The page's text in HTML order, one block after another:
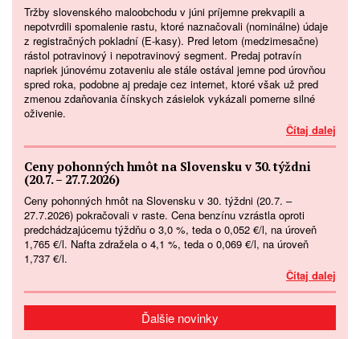
Tržby slovenského maloobchodu v júni príjemne prekvapili a
nepotvrdili spomalenie rastu, ktoré naznačovali (nominálne) údaje
z registračných pokladní (E-kasy). Pred letom (medzimesačne)
rástol potravinový i nepotravinový segment. Predaj potravín
napriek júnovému zotaveniu ale stále ostával jemne pod úrovňou
spred roka, podobne aj predaje cez internet, ktoré však už pred
zmenou zdaňovania čínskych zásielok vykázali pomerne silné
oživenie.
Čítaj dalej
Ceny pohonných hmôt na Slovensku v 30. týždni
(20.7. – 27.7.2026)
Ceny pohonných hmôt na Slovensku v 30. týždni (20.7. –
27.7.2026) pokračovali v raste. Cena benzínu vzrástla oproti
predchádzajúcemu týždňu o 3,0 %, teda o 0,052 €/l, na úroveň
1,765 €/l. Nafta zdražela o 4,1 %, teda o 0,069 €/l, na úroveň
1,737 €/l.
Čítaj dalej
Ďalšie novinky